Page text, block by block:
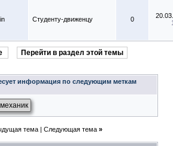
Студенту-движeнцу 0
Перейти в раздел этой темы
информация по следующим меткам
тема| Следующая тема »